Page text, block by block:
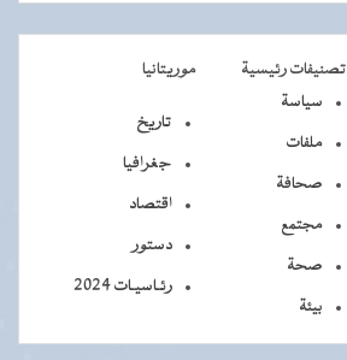
تصنيفات رئيسية
موريتانيا
سياسة
ملفات
صحافة
مجتمع
صحة
بيئة
تاريخ
جغرافيا
اقتصاد
دستور
رئـاسيـات 2024